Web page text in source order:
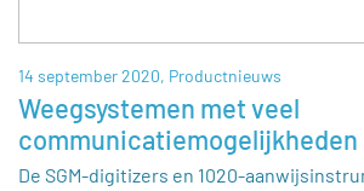
14 september 2020, Productnieuws
Weegsystemen met veel
communicatiemogelijkheden
De SGM-digitizers en 1020-